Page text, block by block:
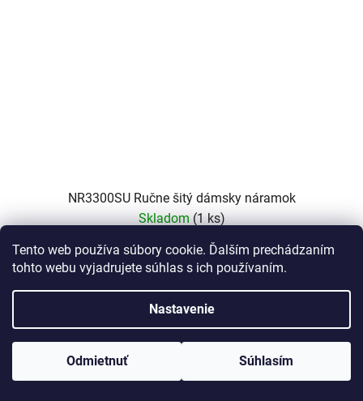
Tento web používa súbory cookie. Ďalším prechádzaním
tohto webu vyjadrujete súhlas s ich používaním.
Nastavenie
Odmietnuť Súhlasím
www.Lotka.sk - najkrajšie šperky za dobré ceny. Pri nákupe nad 50€
poštovné zdarma. Nakupujte s dôverou - naša spoločnosť je s
NR3300SU Ručne šitý dámsky náramok
Skladom(1 ks)
€28,60
DO KOŠÍKA